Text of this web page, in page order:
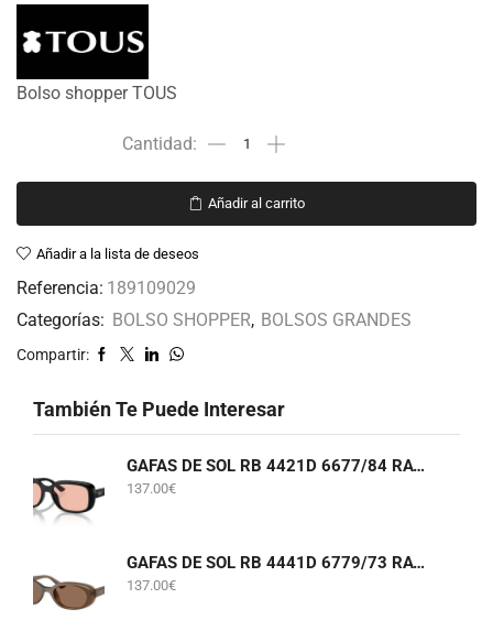
Bolso shopper TOUS
Añadir al carrito
Añadir a la lista de deseos
Referencia: 189109029
Categorías: BOLSO SHOPPER, BOLSOS GRANDES
Compartir:
También Te Puede Interesar
GAFAS DE SOL RB 4421D 6677/84 RAY-BAN
137.00€
GAFAS DE SOL RB 4441D 6779/73 RAY-BAN
137.00€